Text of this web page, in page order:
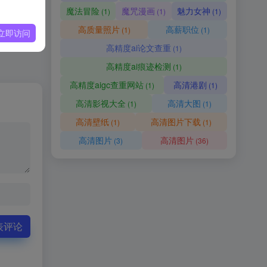
评论
魔法冒险 (1) 魔咒漫画 (1) 魅力女神 (1)
高质量照片(1) 高薪职位 (1)
高精度ai论文查重 (1)
高精度ai痕迹检测 (1)
高精度aigc查重网站 (1) 高清港剧 (1)
高清影视大全 (1) 高清大图 (1)
高清壁纸 (1) 高清图片下载 (1)
高清图片 (3) 高清图片(36)
即访问